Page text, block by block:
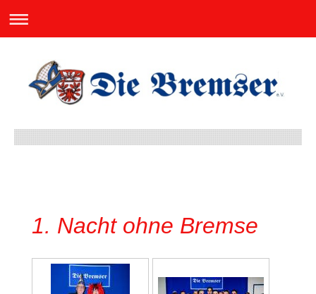
1. Nacht ohne Bremse